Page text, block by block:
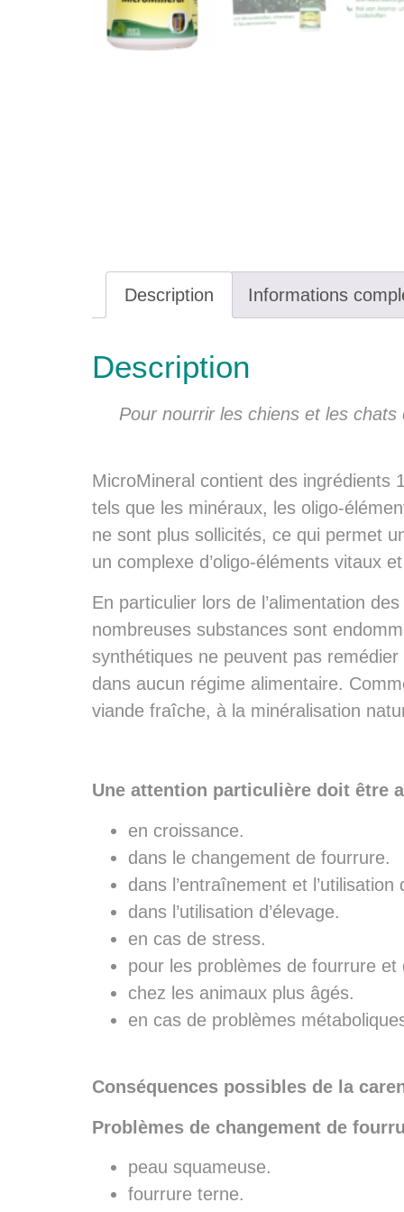
Description Informations
Description
Pour nourrir les chiens et les
MicroMineral contient des ingrédients
tels que les minéraux, les oligo-
ne sont plus sollicités, ce qui permet
un complexe d’oligo-éléments vitaux
En particulier lors de l’alimentation
nombreuses substances sont
synthétiques ne peuvent pas
dans aucun régime alimentaire.
viande fraîche, à la minéralisation
Une attention particulière doit être
en croissance.
dans le changement de fourrure.
dans l’entraînement et
dans l’utilisation d’élevage.
en cas de stress.
pour les problèmes de fourrure et
chez les animaux plus âgés.
en cas de problèmes
Conséquences possibles de la
Problèmes de changement de
peau squameuse.
fourrure terne.